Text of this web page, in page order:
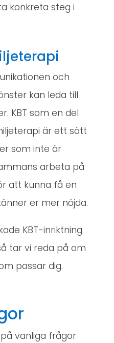
konkreta steg i
och
kan leda till
KBT som en del
är ett sätt
som inte är
arbeta på
att kunna få en
er mer nöjda.
KBT-inriktning
tar vi reda på om
passar dig.
vanliga frågor